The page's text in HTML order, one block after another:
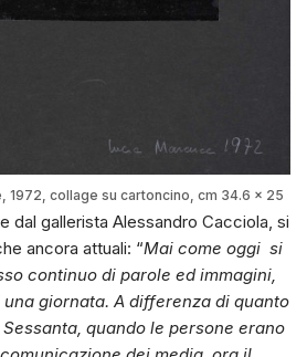
1972, collage su cartoncino, cm 34.6 x 25
dal gallerista Alessandro Cacciola, si
ancora attuali: “Mai come oggi si
continuo di parole ed immagini,
giornata. A differenza di quanto
quando le persone erano